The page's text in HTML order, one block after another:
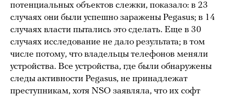
потенциальных объектов слежки, показало: в 23
случаях они были успешно заражены Pegasus; в 14
случаях власти пытались это сделать. Еще в 30
случаях исследование не дало результата; в том
числе потому, что владельцы телефонов меняли
устройства. Все устройства, где были обнаружены
следы активности Pegasus, не принадлежат
преступникам, хотя NSO заявляла, что их софт